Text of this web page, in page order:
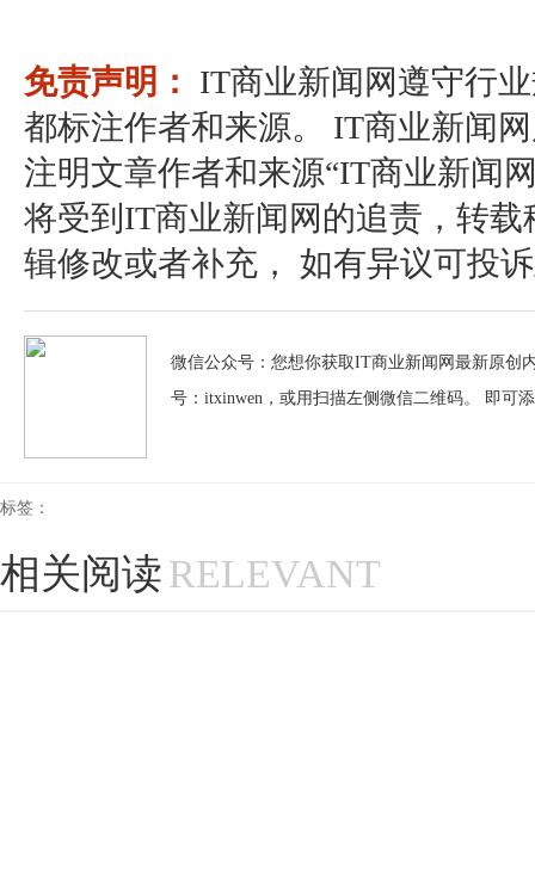
免责声明：
IT商业新闻网遵守行
都标注作者和来源。 IT商业新闻
注明文章作者和来源“IT商业新闻
将受到IT商业新闻网的追责，转
辑修改或者补充， 如有异议可投
微信公众号：您想你获取IT商业新闻网最新原创
号：itxinwen，或用扫描左侧微信二维码。 即可
标签：
相关阅读RELEVANT